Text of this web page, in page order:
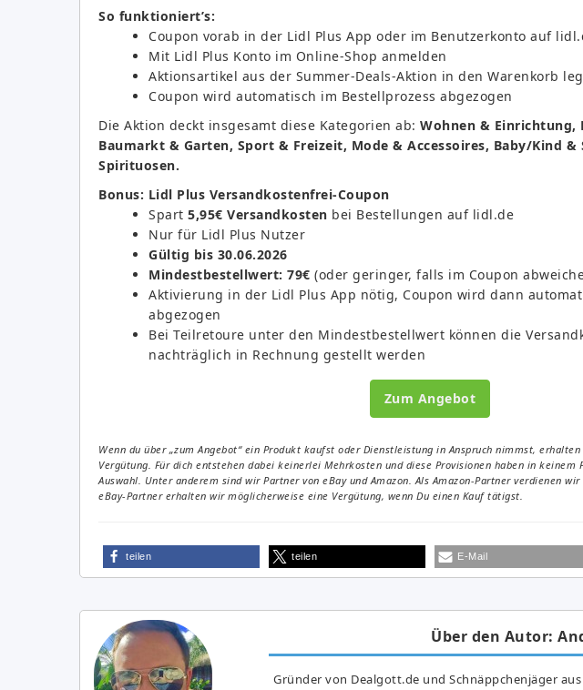
So funktioniert’s:
Coupon vorab in der Lidl Plus App oder im Benutzerkonto auf
Mit Lidl Plus Konto im Online-Shop anmelden
Aktionsartikel aus der Summer-Deals-Aktion in den Warenkorb
Coupon wird automatisch im Bestellprozess abgezogen
Die Aktion deckt insgesamt diese Kategorien ab: Wohnen & Einrichtung,
Baumarkt & Garten, Sport & Freizeit, Mode & Accessoires, Baby/Kind &
Spirituosen.
Bonus: Lidl Plus Versandkostenfrei-Coupon
Spart 5,95€ Versandkosten bei Bestellungen auf lidl.de
Nur für Lidl Plus Nutzer
Gültig bis 30.06.2026
Mindestbestellwert: 79€ (oder geringer, falls im Coupon
Aktivierung in der Lidl Plus App nötig, Coupon wird dann
abgezogen
Bei Teilretoure unter den Mindestbestellwert können die
nachträglich in Rechnung gestellt werden
Zum Angebot
Wenn du über „zum Angebot“ ein Produkt kaufst oder Dienstleistung in Anspruch nimmst,
Vergütung. Für dich entstehen dabei keinerlei Mehrkosten und diese Provisionen haben in keinem
Auswahl. Unter anderem sind wir Partner von eBay und Amazon. Als Amazon-Partner verdienen
eBay-Partner erhalten wir möglicherweise eine Vergütung, wenn Du einen Kauf tätigst.
teilen teilen E-Mail
Über den Autor:
Gründer von Dealgott.de und Schnäppchenjäger